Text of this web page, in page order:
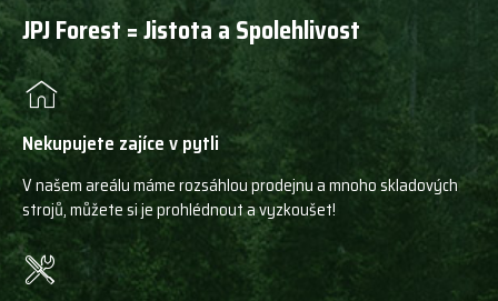
JPJ Forest = Jistota a Spolehlivost
Nekupujete zajíce v pytli
V našem areálu máme rozsáhlou prodejnu a mnoho skladových
strojů, můžete si je prohlédnout a vyzkoušet!